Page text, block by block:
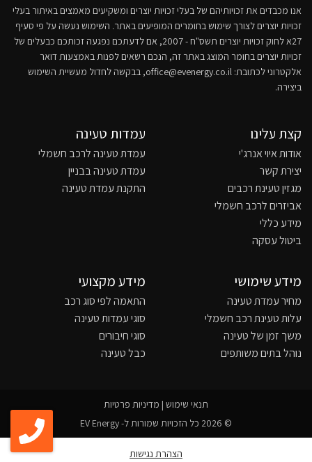
אנו מכבדים את זכויותיהם של בעלי זכויות יוצרים ומשקיעים מאמצים באיתור בעלי
זכויות יוצרים לצורך שימוש בחומרים המופיעים באתר. השימוש נעשה על פי סעיף
27א לחוק זכויות יוצרים תשס"ח - 2007, אם לדעתכם נפגעה זכותכם כבעלים של
זכויות יוצרים בחומר המוצג באתר זה, הנכם רשאים לפנות באמצעות דואר
אלקטרוני לכתובת: office@evenergy.co.il, בבקשה לחדול מעשיית השימוש
ביצירה.
קצת עלינו
אודות איוי אנרג'י
יצירת קשר
מגזין טעינת רכבים
אביזרים לרכב חשמלי
מידע כללי
ביטול עסקה
עמדות טעינה
עמדת טעינה לרכב חשמלי
עמדת טעינה בבניין
התקנת עמדת טעינה
מידע שימושי
מחיר עמדת טעינה
עלות טעינת רכב חשמלי
משך זמן של טעינה
נוהל בתים משותפים
מידע מקצועי
התאמה לפי סוג רכב
סוגי עמדות טעינה
סוגי חיבורים
כבל טעינה
תנאי שימוש | מדיניות פרטיות
© 2026 כל הזכויות שמורות ל- EV Energy
הצהרת נגישות